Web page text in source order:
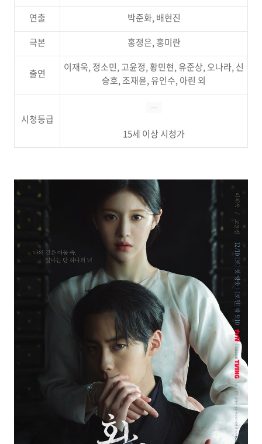
연출
박준화, 배현진
극본
홍정은, 홍미란
출연
이재욱, 정소민, 고윤정, 황민현, 유준상, 오나라, 신
승호, 조재윤, 유인수, 아린 외
시청등급
15세 이상 시청가